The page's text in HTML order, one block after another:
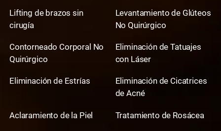
Lifting de brazos sin
cirugía
Levantamiento de Glúteos
No Quirúrgico
Contorneado Corporal No
Quirúrgico
Eliminación de Tatuajes
con Láser
Eliminación de Estrías
Eliminación de Cicatrices
de Acné
Aclaramiento de la Piel Tratamiento de Rosácea